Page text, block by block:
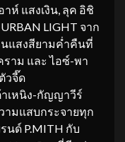
ห์ แสงเงิน, ลุค อิชิ
LIGHT จาก
นแสงสียามค่ำคืนที่
าม และ ไอซ์-พา
วจี๊ด
าเหนิง-กัญญาวีร์
ามแสบกระจายทุก
นด์ P.MITH กับ